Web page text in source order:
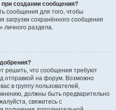
при создании сообщения?
сообщения для того, чтобы
загрузки сохранённого сообщения
личного раздела.
решить, что сообщения требуют
отправкой на форум. Возможно
в группу пользователей,
должны быть предварительно
свяжитесь с